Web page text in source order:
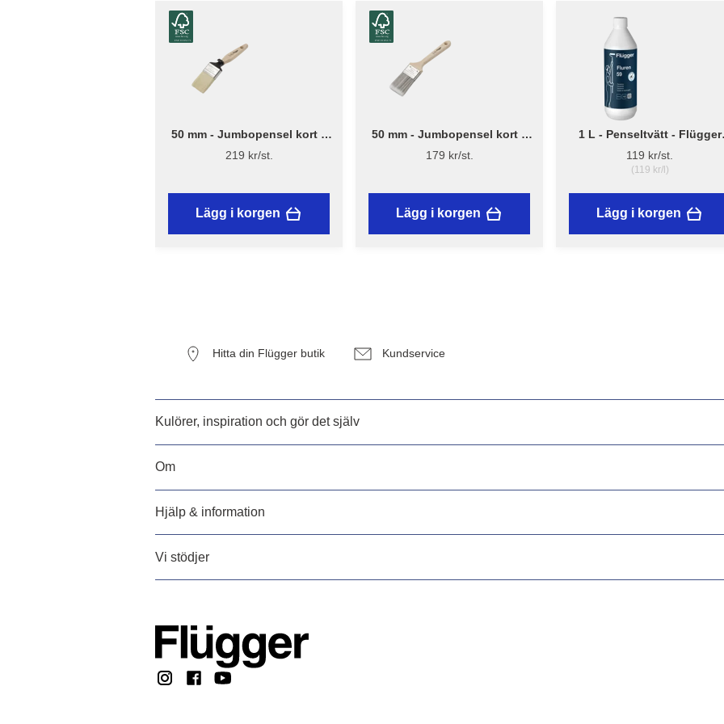
50 mm - Jumbopensel kort –
Flügger Excellence
219 kr/st.
Lägg i korgen
50 mm - Jumbopensel kort –
Flügger Pro Series
179 kr/st.
Lägg i korgen
1 L - Penseltvätt - Flügger
Fluren 59
119 kr/st.
(119 kr/l)
Lägg i korgen
Hitta din Flügger butik Kundservice
Kulörer, inspiration och gör det själv
Om
Hjälp & information
Vi stödjer